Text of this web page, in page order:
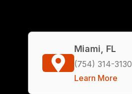
Miami, FL
(754) 314-3130
Learn More